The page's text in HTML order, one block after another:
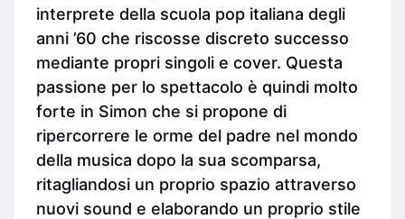
interprete della scuola pop italiana degli
anni ’60 che riscosse discreto successo
mediante propri singoli e cover. Questa
passione per lo spettacolo è quindi molto
forte in Simon che si propone di
ripercorrere le orme del padre nel mondo
della musica dopo la sua scomparsa,
ritagliandosi un proprio spazio attraverso
nuovi sound e elaborando un proprio stile